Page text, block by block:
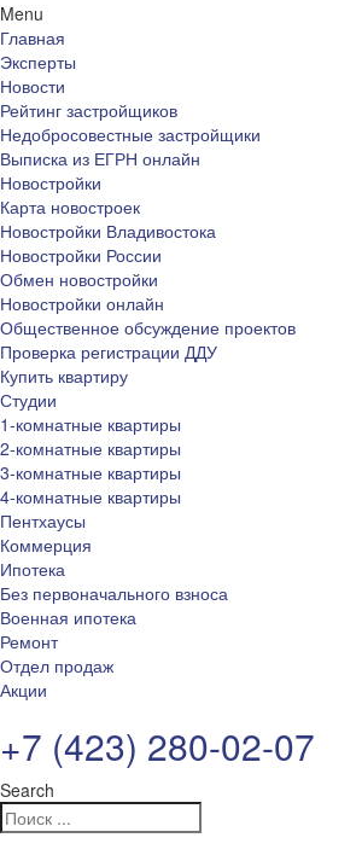
Menu
Главная
Эксперты
Новости
Рейтинг застройщиков
Недобросовестные застройщики
Выписка из ЕГРН онлайн
Новостройки
Карта новостроек
Новостройки Владивостока
Новостройки России
Обмен новостройки
Новостройки онлайн
Общественное обсуждение проектов
Проверка регистрации ДДУ
Купить квартиру
Студии
1-комнатные квартиры
2-комнатные квартиры
3-комнатные квартиры
4-комнатные квартиры
Пентхаусы
Коммерция
Ипотека
Без первоначального взноса
Военная ипотека
Ремонт
Отдел продаж
Акции
+7 (423) 280-02-07
Search